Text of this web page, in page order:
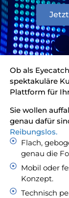
Ob als
spektakuläre
Plattform für
Sie wollen
genau dafür
Reibungslos.
Flach,
genau die
Mobil oder
Konzept.
Technisch